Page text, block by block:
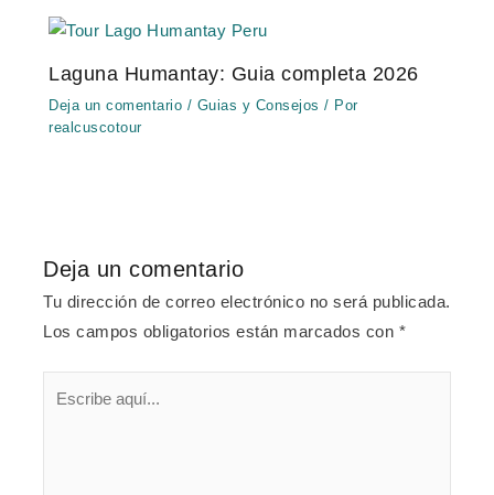
Laguna Humantay: Guia completa 2026
Deja un comentario / Guias y Consejos / Por
realcuscotour
Deja un comentario
Tu dirección de correo electrónico no será publicada.
Los campos obligatorios están marcados con *